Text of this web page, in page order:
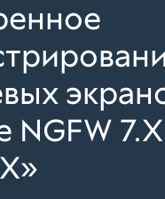
NGFW